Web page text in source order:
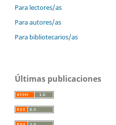
Para lectores/as
Para autores/as
Para bibliotecarios/as
Últimas publicaciones